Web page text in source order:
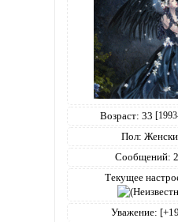
Возраст: 33
Пол:
Сообщений:
Текущее
Уважение: